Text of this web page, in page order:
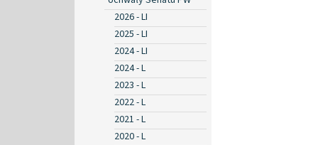
2026 - LI
2025 - LI
2024 - LI
2024 - L
2023 - L
2022 - L
2021 - L
2020 - L